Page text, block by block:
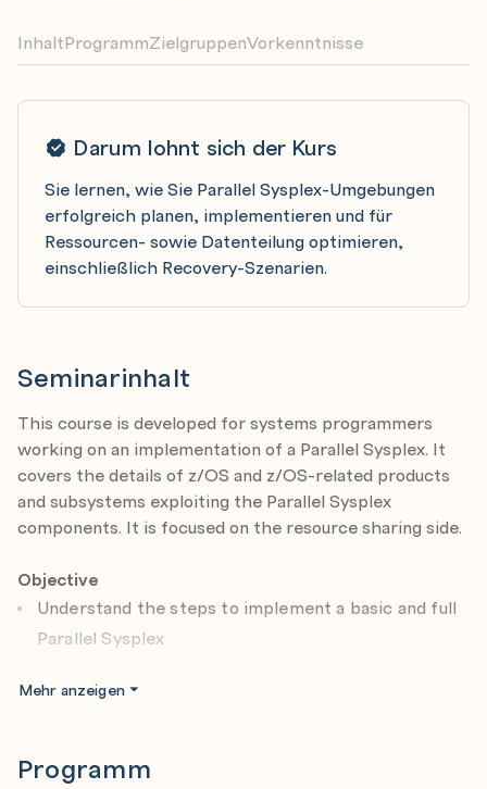
Darum lohnt sich der Kurs
Sie lernen, wie Sie Parallel Sysplex-Umgebungen
erfolgreich planen, implementieren und für
Ressourcen- sowie Datenteilung optimieren,
einschließlich Recovery-Szenarien.
Seminarinhalt
This course is developed for systems programmers
working on an implementation of a Parallel Sysplex. It
covers the details of z/OS and z/OS-related products
and subsystems exploiting the Parallel Sysplex
components. It is focused on the resource sharing side.
Objective
Understand the steps to implement a basic and full
Parallel Sysplex
Implement the features and functions of a Parallel
Mehr anzeigen
Programm
InhaltProgrammZielgruppenVorkenntnisse